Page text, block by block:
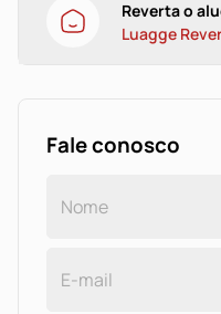
Reverta o
Luagge
Fale conosco